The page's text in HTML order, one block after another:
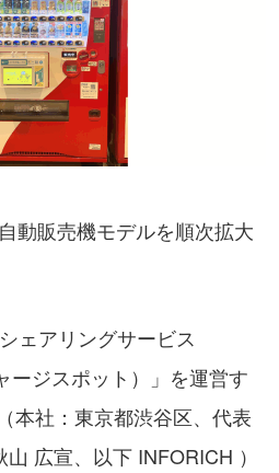
動販売機モデルを順次拡大
ェアリングサービス
ージスポット）」を運営す
本社：東京都渋谷区、代表
広宣、以下 INFORICH ）